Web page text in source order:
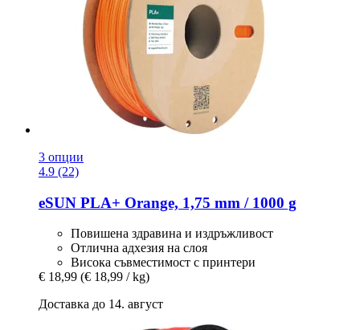
3 опции
4.9 (22)
eSUN PLA+ Orange, 1,75 mm / 1000 g
Повишена здравина и издръжливост
Отлична адхезия на слоя
Висока съвместимост с принтери
€ 18,99 (€ 18,99 / kg)
Доставка до 14. август